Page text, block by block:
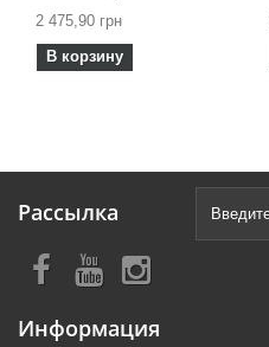
2 475,90 грн
В корзину
Рассылка
Информация